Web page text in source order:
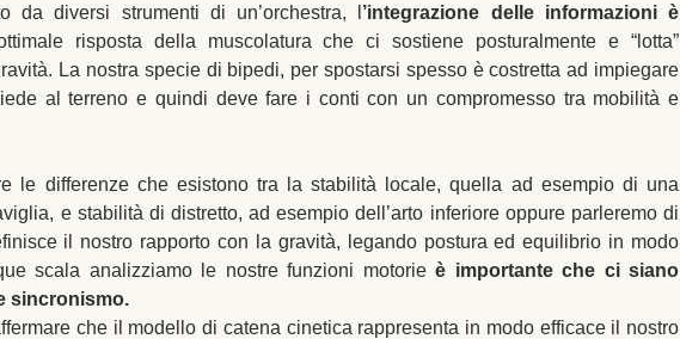
da diversi strumenti di un’orchestra, l ’integrazione delle informazioni è
risposta della muscolatura che ci sostiene posturalmente e “lotta”
La nostra specie di bipedi, per spostarsi spesso è costretta ad impiegare
al terreno e quindi deve fare i conti con un compromesso tra mobilità e
le differenze che esistono tra la stabilità locale, quella ad esempio di una
e stabilità di distretto, ad esempio dell’arto inferiore oppure parleremo di
il nostro rapporto con la gravità, legando postura ed equilibrio in modo
scala analizziamo le nostre funzioni motorie è importante che ci siano
sincronismo.
che il modello di catena cinetica rappresenta in modo efficace il nostro